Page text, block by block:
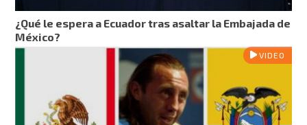
¿Qué le espera a Ecuador tras asaltar la Embajada de
México?
VIDEO